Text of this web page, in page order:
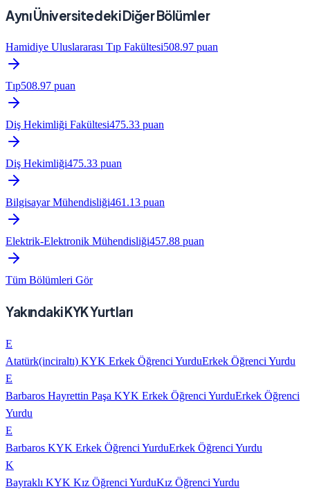
Aynı Üniversitedeki Diğer Bölümler
Hamidiye Uluslararası Tıp Fakültesi508.97 puan
Tıp508.97 puan
Diş Hekimliği Fakültesi475.33 puan
Diş Hekimliği475.33 puan
Bilgisayar Mühendisliği461.13 puan
Elektrik-Elektronik Mühendisliği457.88 puan
Tüm Bölümleri Gör
Yakındaki KYK Yurtları
E
Atatürk(inciraltı) KYK Erkek Öğrenci YurduErkek Öğrenci Yurdu
E
Barbaros Hayrettin Paşa KYK Erkek Öğrenci YurduErkek Öğrenci
Yurdu
E
Barbaros KYK Erkek Öğrenci YurduErkek Öğrenci Yurdu
K
Bayraklı KYK Kız Öğrenci YurduKız Öğrenci Yurdu